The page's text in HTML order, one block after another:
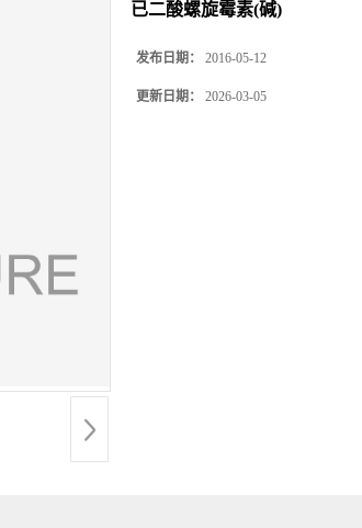
已二酸螺旋霉素(碱)
发布日期： 2016-05-12
更新日期： 2026-03-05